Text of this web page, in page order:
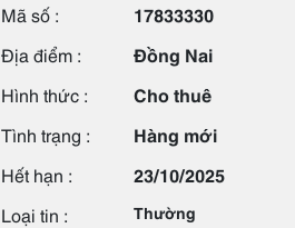
Mã số :
17833330
Địa điểm :
Đồng Nai
Hình thức :
Cho thuê
Tình trạng :
Hàng mới
Hết hạn :
23/10/2025
Loại tin :
Thường